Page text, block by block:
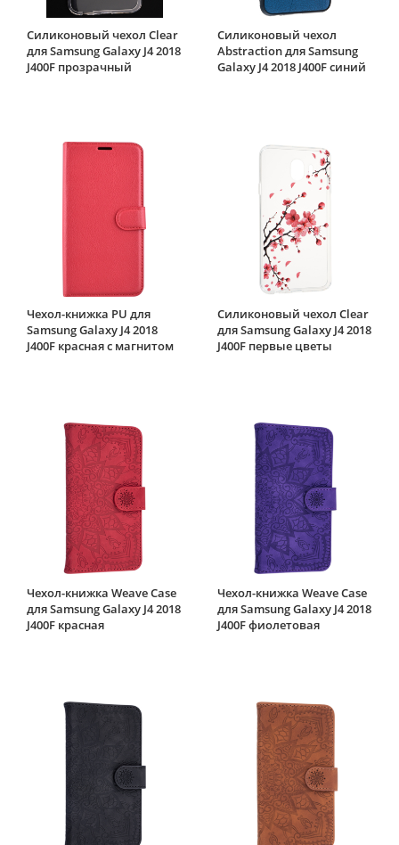
Силиконовый чехол Clear
для Samsung Galaxy J4 2018
J400F прозрачный
Силиконовый чехол
Abstraction для Samsung
Galaxy J4 2018 J400F синий
Чехол-книжка PU для
Samsung Galaxy J4 2018
J400F красная с магнитом
Силиконовый чехол Clear
для Samsung Galaxy J4 2018
J400F первые цветы
Чехол-книжка Weave Case
для Samsung Galaxy J4 2018
J400F красная
Чехол-книжка Weave Case
для Samsung Galaxy J4 2018
J400F фиолетовая